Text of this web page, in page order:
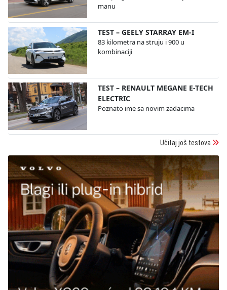
manu
TEST – GEELY STARRAY EM-I
83 kilometra na struju i 900 u
kombinaciji
TEST – RENAULT MEGANE E-TECH
ELECTRIC
Poznato ime sa novim zadacima
Učitaj još testova